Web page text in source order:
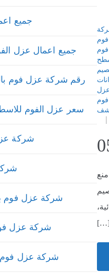
عزل
لحلول منع
جميع
جميع اعمال عزل الفوم بجدة
رقم شركة عزل فوم بالقصيم
سعر عزل الفوم للاسطح
شركة عزل فوم
شركة عزل فوم
شركة عزل فوم جدة
شركة عزل فوم معتمدة